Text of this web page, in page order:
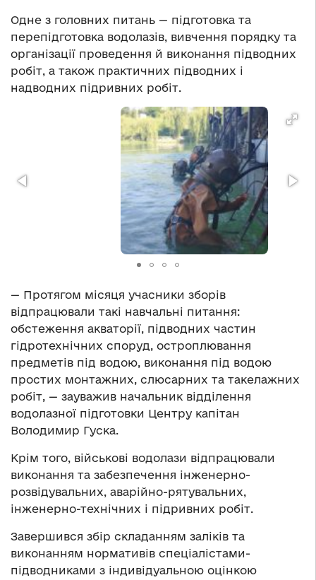
Одне з головних питань — підготовка та
перепідготовка водолазів, вивчення порядку та
організації проведення й виконання підводних
робіт, а також практичних підводних і
надводних підривних робіт.
— Протягом місяця учасники зборів
відпрацювали такі навчальні питання:
обстеження акваторії, підводних частин
гідротехнічних споруд, остроплювання
предметів під водою, виконання під водою
простих монтажних, слюсарних та такелажних
робіт, — зауважив начальник відділення
водолазної підготовки Центру капітан
Володимир Гуска.
Крім того, військові водолази відпрацювали
виконання та забезпечення інженерно-
розвідувальних, аварійно-рятувальних,
інженерно-технічних і підривних робіт.
Завершився збір складанням заліків та
виконанням нормативів спеціалістами-
підводниками з індивідуальною оцінкою